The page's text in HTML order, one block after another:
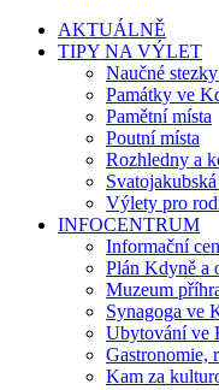
AKTUÁLNĚ
TIPY NA VÝLET
Naučné
Památky ve
Pamětní místa
Poutní místa
Rozhledny a
Výlety pro
INFOCENTRUM
Informační
Plán Kdyně a
Muzeum
Synagoga ve
Ubytování ve
Gastronomie,
Kam za